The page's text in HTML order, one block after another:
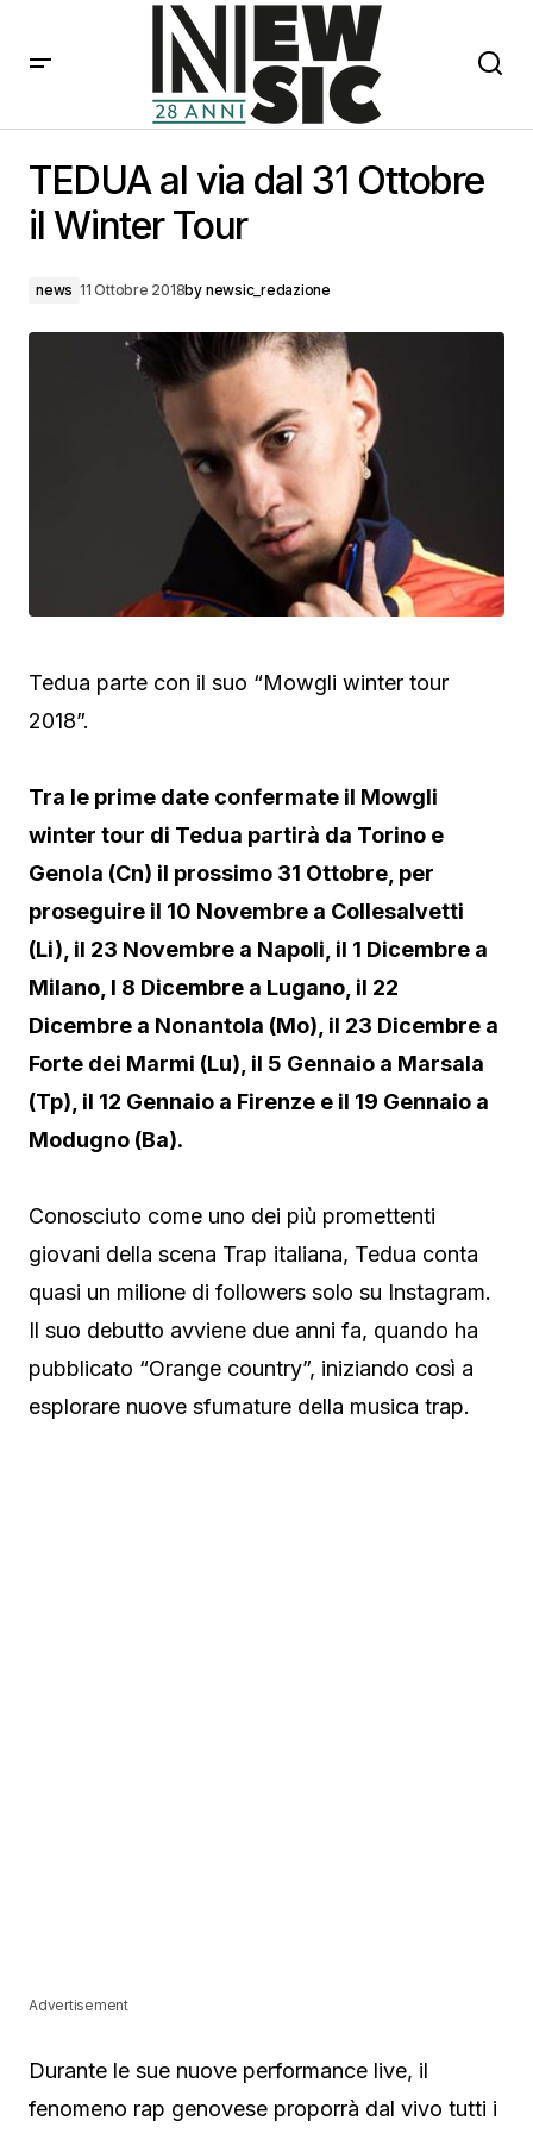
TEDUA al via dal 31 Ottobre
il Winter Tour
news 11 Ottobre 2018by newsic_redazione
Tedua parte con il suo “Mowgli winter tour
2018”.
Tra le prime date confermate il Mowgli
winter tour di Tedua partirà da Torino e
Genola (Cn) il prossimo 31 Ottobre, per
proseguire il 10 Novembre a Collesalvetti
(Li), il 23 Novembre a Napoli, il 1 Dicembre a
Milano, l 8 Dicembre a Lugano, il 22
Dicembre a Nonantola (Mo), il 23 Dicembre a
Forte dei Marmi (Lu), il 5 Gennaio a Marsala
(Tp), il 12 Gennaio a Firenze e il 19 Gennaio a
Modugno (Ba).
Conosciuto come uno dei più promettenti
giovani della scena Trap italiana, Tedua conta
quasi un milione di followers solo su Instagram.
Il suo debutto avviene due anni fa, quando ha
pubblicato “Orange country”, iniziando così a
esplorare nuove sfumature della musica trap.
Advertisement
Durante le sue nuove performance live, il
fenomeno rap genovese proporrà dal vivo tutti i